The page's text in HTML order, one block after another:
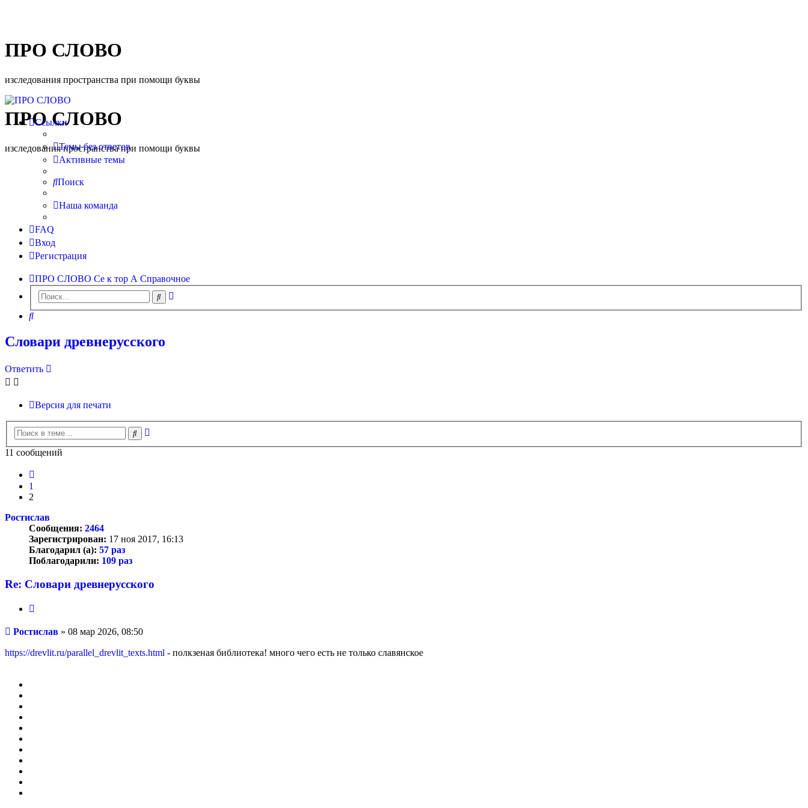
ПРО СЛОВО
изследования пространства при помощи буквы
ПРО СЛОВО
изследования пространства при помощи буквы
Ссылки
Темы без ответов
Активные темы
Поиск
Наша команда
FAQ
Вход
Регистрация
ПРО СЛОВО Се к тор А Справочное
Поиск
Поиск
Словари древнерусского
Ответить
Версия для печати
Поиск
11 сообщений
1
2
Ростислав
Сообщения: 2464
Зарегистрирован: 17 ноя 2017, 16:13
Благодарил (а): 57 раз
Поблагодарили: 109 раз
Re: Словари древнерусского
Сообщение
Ростислав » 08 мар 2026, 08:50
https://drevlit.ru/parallel_drevlit_texts.html - полкзеная библиотека! много чего есть не только славянское